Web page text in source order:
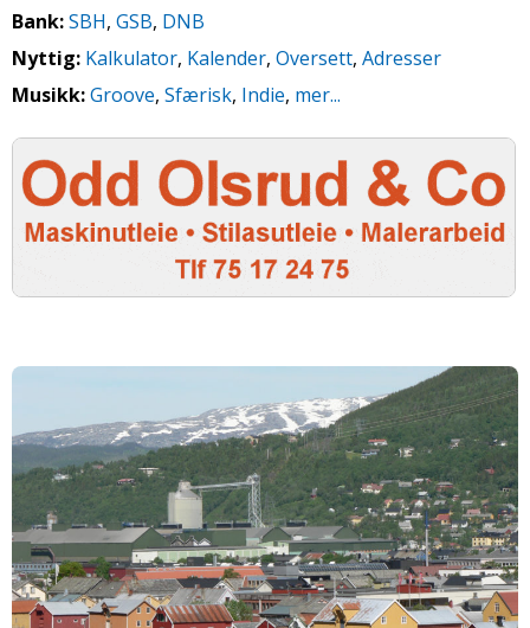
Bank:SBH, GSB, DNB
Nyttig: Kalkulator, Kalender, Oversett, Adresser
Musikk:Groove, Sfærisk, Indie, mer...